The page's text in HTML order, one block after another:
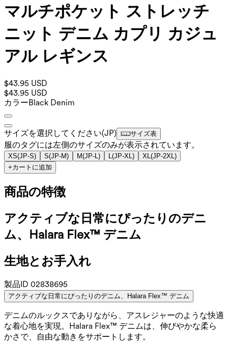
マルチポケット ストレッチ
ニット デニム カプリ カジュ
アル レギンス
$43.95 USD
$43.95 USD
カラーBlack Denim
サイズを選択してください(JP) サイズ表
服のタグには左側のサイズのみが表示されています。
XS(JP-S) S(JP-M) M(JP-L) L(JP-XL) XL(JP-2XL)
+カートに追加
商品の特徴
アクティブな日常にぴったりのデニ
ム、Halara Flex™ デニム
生地とお手入れ
製品ID 02838695
アクティブな日常にぴったりのデニム、Halara Flex™ デニム
デニムのルックスでありながら、アスレジャーのような快適
な着心地を実現。Halara Flex™ デニムは、伸びやかな柔ら
かさで、自由な動きをサポートします。